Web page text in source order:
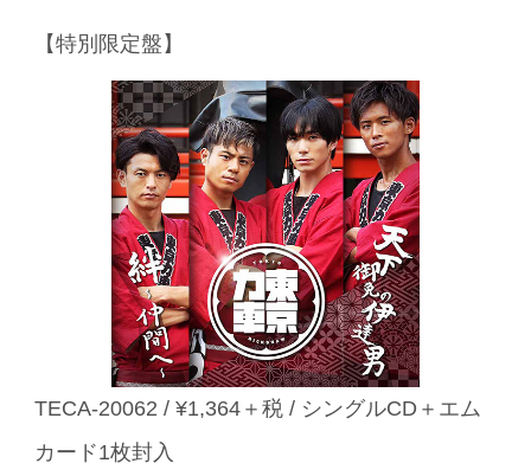
【特別限定盤】
TECA-20062 / ¥1,364＋税 / シングルCD＋エム
カード1枚封入